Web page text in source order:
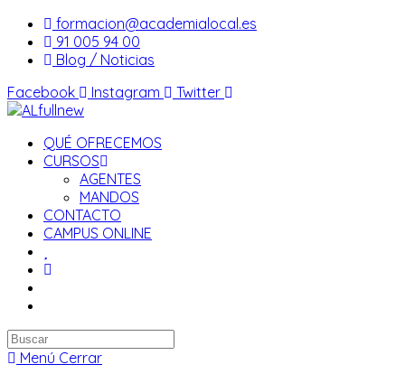
Saltar
contenido
formacion@academialocal.es
91 005 94 00
Blog / Noticias
Facebook
Instagram Twitter
QUÉ OFRECEMOS
CURSOS
AGENTES
MANDOS
CONTACTO
CAMPUS ONLINE
Buscar
enMenú Cerrar